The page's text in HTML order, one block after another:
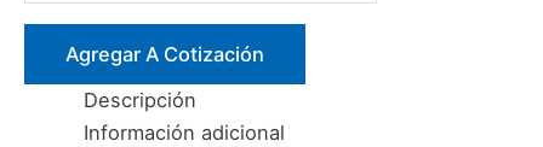
MEDIR
MTS.
(#IW13950)
Agregar A Cotización
Descripción
Información adicional